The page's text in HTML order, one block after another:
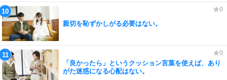
親切を恥ずかしがる必要はない。
「良かったら」というクッション言葉を使えば、あり
がた迷惑になる心配はない。